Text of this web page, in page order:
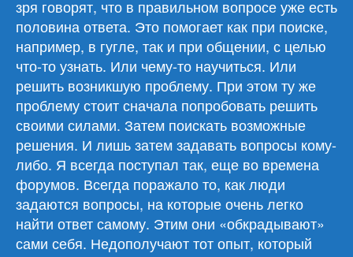
зря говорят, что в правильном вопросе уже есть
половина ответа. Это помогает как при поиске,
например, в гугле, так и при общении, с целью
что-то узнать. Или чему-то научиться. Или
решить возникшую проблему. При этом ту же
проблему стоит сначала попробовать решить
своими силами. Затем поискать возможные
решения. И лишь затем задавать вопросы кому-
либо. Я всегда поступал так, еще во времена
форумов. Всегда поражало то, как люди
задаются вопросы, на которые очень легко
найти ответ самому. Этим они «обкрадывают»
сами себя. Недополучают тот опыт, который